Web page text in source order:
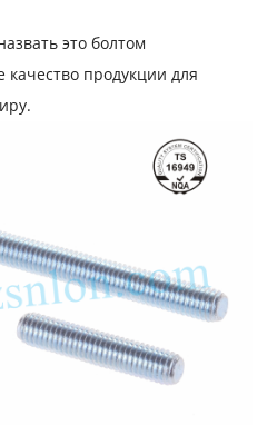
это болтом
качество продукции для